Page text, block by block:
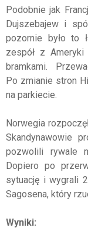
Podobnie jak
Dujszebajew i
pozornie było to
zespół z Ameryki
bramkami.
Po zmianie stron
na parkiecie.
Norwegia
Skandynawowie
pozwolili rywale
Dopiero po
sytuację i wygrali
Sagosena, który
Wyniki: